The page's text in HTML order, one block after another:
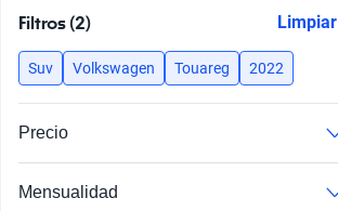
Busca por modelo
Busca por año
Filtros (2) Limpiar
Suv Volkswagen Touareg 2022
Precio
Mensualidad